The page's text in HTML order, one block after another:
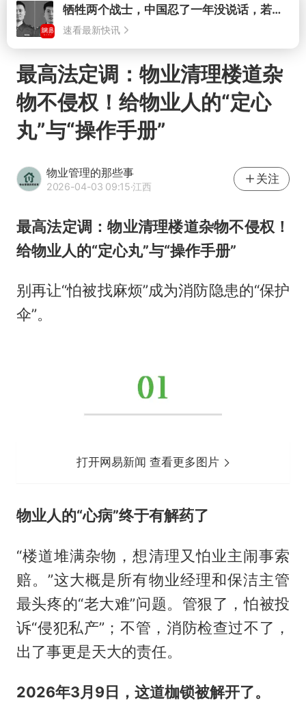
最高法定调：物业清理楼道杂
物不侵权！给物业人的“定心
丸”与“操作手册”
物业管理的那些事
2026-04-03 09:15·江西
关注
最高法定调：物业清理楼道杂物不侵权！
给物业人的“定心丸”与“操作手册”
别再让“怕被找麻烦”成为消防隐患的“保护
伞”。
打开网易新闻 查看更多图片
物业人的“心病”终于有解药了
“楼道堆满杂物，想清理又怕业主闹事索
赔。”这大概是所有物业经理和保洁主管
最头疼的“老大难”问题。管狠了，怕被投
诉“侵犯私产”；不管，消防检查过不了，
出了事更是天大的责任。
2026年3月9日，这道枷锁被解开了。